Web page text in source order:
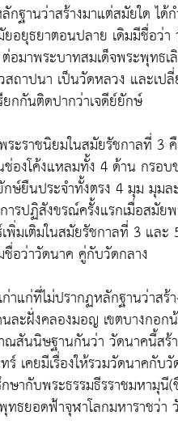
กฐานว่าสร้างมาแต่สมัยใด
ยอยุธยาตอนปลาย เดิมมีชื่อ
มาพระบาทสมเด็จพระพุทธ
ถาปนา เป็นวัดหลวง และเ
กกันติดปากว่าเจดีย์ยักษ์
ะราชนิยมในสมัยรัชกาลที่ 3
ช่องโค้งแหลมทั้ง 4 ด้าน กรอ
ษ์ยืนประจำทั้งตรง 4 มุม มุ
ารปฏิสังขรณ์ครั้งแรกเมื่อสมั
พิ่มเติมในสมัยรัชกาลที่ 3 แล
อว่าวัดนาค คู่กับวัดกลาง
าแก่ที่ไม่ปรากฏหลักฐานว่าส
ะฝั่งคลองมอญ เขตบางกอ
ณสันนิษฐานกันว่า วัดนาคนี้ส
เคยมีเรื่องให้รวมวัดนาคกั
ษากับพระธรรมธีรราชมหามุ
ธยอดฟ้าจุฬาโลกมหาราชว่า